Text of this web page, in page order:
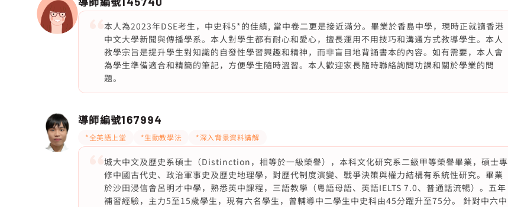
本人為2023年DSE考生，中史科5*的佳績, 當中卷二更是接近滿分。畢業於香島中學，現時正就讀香港
中文大學新聞與傳播學系。本人對學生都有耐心和愛心，擅長運用不用技巧和溝通方式教導學生。本人
教學宗旨是提升學生對知識的自發性學習興趣和精神，而非盲目地背誦書本的內容。如有需要，本人會
為學生準備適合和精簡的筆記，方便學生隨時溫習。本人歡迎家長隨時聯絡詢問功課和關於學業的問
題。
導師編號167994
*全英語上堂 *生動教學法 *深入背景資料講解
城大中文及歷史系碩士（Distinction，相等於一級榮譽），本科文化研究系二級甲等榮譽畢業，碩士專
修中國古代史、政治軍事史及歷史地理學，對歷代制度演變、戰爭決策與權力結構有系統性研究。畢業
於沙田浸信會呂明才中學，熟悉英中課程，三語教學（粵語母語、英語IELTS 7.0、普通話流暢）。五年
補習經驗，主力5至15歲學生，現有六名學生，曾輔導中二學生中史科由45分躍升至75分。 針對中六中